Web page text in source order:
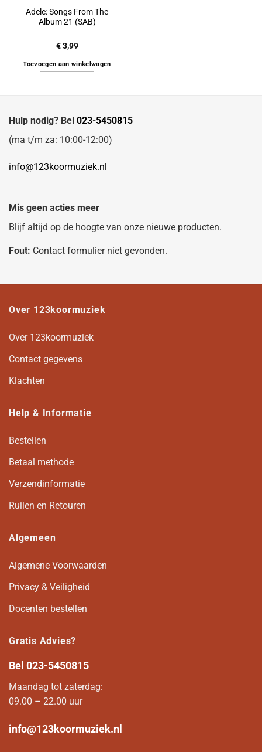
Adele: Songs From The
Album 21 (SAB)
€3,99
Toevoegen aan winkelwagen
Hulp nodig? Bel 023-5450815
(ma t/m za: 10:00-12:00)
info@123koormuziek.nl
Mis geen acties meer
Blijf altijd op de hoogte van onze nieuwe producten.
Fout: Contact formulier niet gevonden.
Over 123koormuziek
Over 123koormuziek
Contact gegevens
Klachten
Help & Informatie
Bestellen
Betaal methode
Verzendinformatie
Ruilen en Retouren
Algemeen
Algemene Voorwaarden
Privacy & Veiligheid
Docenten bestellen
Gratis Advies?
Bel 023-5450815
Maandag tot zaterdag:
09.00 – 22.00 uur
info@123koormuziek.nl